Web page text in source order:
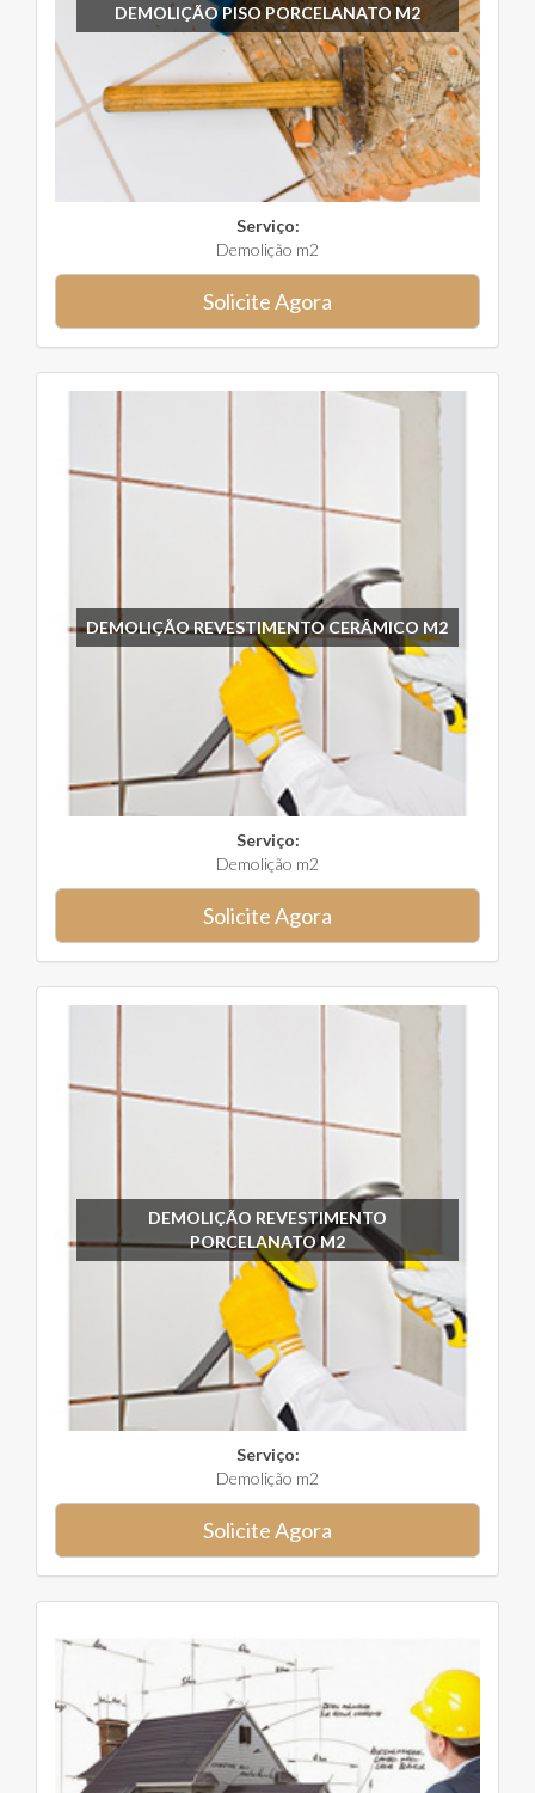
DEMOLIÇÃO PISO PORCELANATO M2
Serviço:
Demolição m2
Solicite Agora
DEMOLIÇÃO REVESTIMENTO CERÂMICO M2
Serviço:
Demolição m2
Solicite Agora
DEMOLIÇÃO REVESTIMENTO
PORCELANATO M2
Serviço:
Demolição m2
Solicite Agora